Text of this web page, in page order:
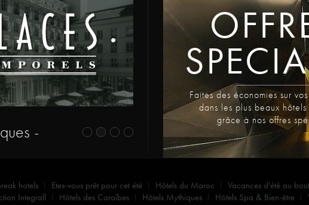
-
Faites des économies sur
dans les plus beaux
grâce à nos offres
hotels Etes-vous prêt pour cet été Hôtels du Maroc Vacances d'été au
Integrall
Hôtels des Caraïbes Hôtels Mythiques Hôtels Spa & Bien-être